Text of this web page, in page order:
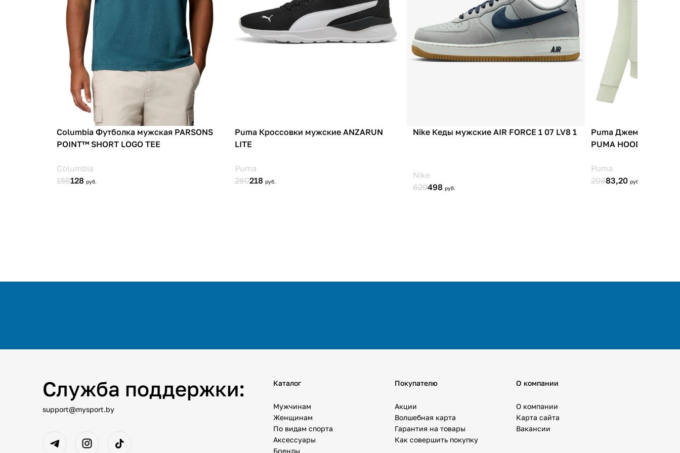
Служба поддержки:
support@mysport.by
Каталог
Мужчинам
Женщинам
По видам спорта
Аксессуары
Бренды
Покупателю
Акции
Волшебная карта
Гарантия на товары
Как совершить покупку
О компании
О компании
Карта сайта
Вакансии